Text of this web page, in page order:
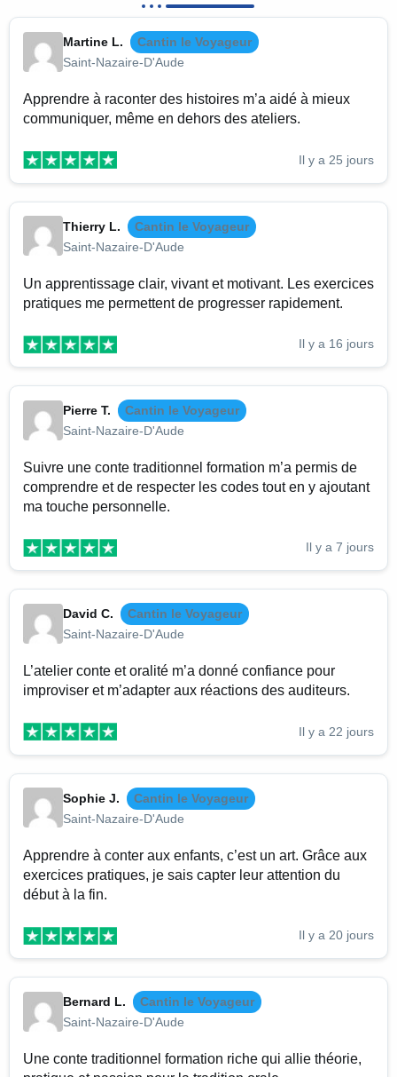
Martine L.
Cantin le Voyageur
Saint-Nazaire-D'Aude
Apprendre à raconter des histoires m’a aidé à mieux
communiquer, même en dehors des ateliers.
Il y a 25 jours
Thierry L.
Cantin le Voyageur
Saint-Nazaire-D'Aude
Un apprentissage clair, vivant et motivant. Les exercices
pratiques me permettent de progresser rapidement.
Il y a 16 jours
Pierre T.
Cantin le Voyageur
Saint-Nazaire-D'Aude
Suivre une conte traditionnel formation m’a permis de
comprendre et de respecter les codes tout en y ajoutant
ma touche personnelle.
Il y a 7 jours
David C.
Cantin le Voyageur
Saint-Nazaire-D'Aude
L’atelier conte et oralité m’a donné confiance pour
improviser et m’adapter aux réactions des auditeurs.
Il y a 22 jours
Sophie J.
Cantin le Voyageur
Saint-Nazaire-D'Aude
Apprendre à conter aux enfants, c’est un art. Grâce aux
exercices pratiques, je sais capter leur attention du
début à la fin.
Il y a 20 jours
Bernard L.
Cantin le Voyageur
Saint-Nazaire-D'Aude
Une conte traditionnel formation riche qui allie théorie,